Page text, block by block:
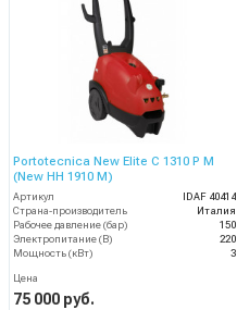
Portotecnica New Elite C 1310 P M
(New HH 1910 M)
Артикул
IDAF 40414
Страна-производитель
Италия
Рабочее давление (бар)
150
Электропитание (В)
220
Мощность (кВт)
3
Цена
75 000 руб.